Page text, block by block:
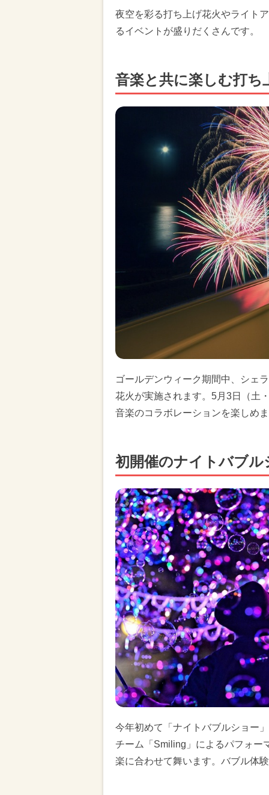
夜空を彩る打ち上げ花火やライト
るイベントが盛りだくさんです。
音楽と共に楽しむ打ち
ゴールデンウィーク期間中、シェ
花火が実施されます。5月3日（土
音楽のコラボレーションを楽しめ
初開催のナイトバブル
今年初めて「ナイトバブルショー
チーム「Smiling」によるパフォー
楽に合わせて舞います。バブル体